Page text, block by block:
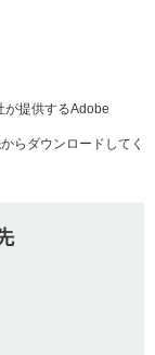
が提供するAdobe
らダウンロードしてく